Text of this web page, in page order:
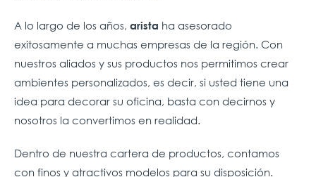
A lo largo de los años, arista ha asesorado
exitosamente a muchas empresas de la región. Con
nuestros aliados y sus productos nos permitimos crear
ambientes personalizados, es decir, si usted tiene una
idea para decorar su oficina, basta con decirnos y
nosotros la convertimos en realidad.
Dentro de nuestra cartera de productos, contamos
con finos y atractivos modelos para su disposición.